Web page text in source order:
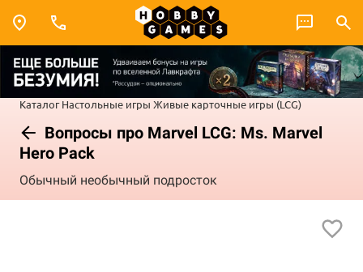
Каталог Настольные игры Живые карточные игры (LCG)
Вопросы про Marvel LCG: Ms. Marvel
Hero Pack
Обычный необычный подросток